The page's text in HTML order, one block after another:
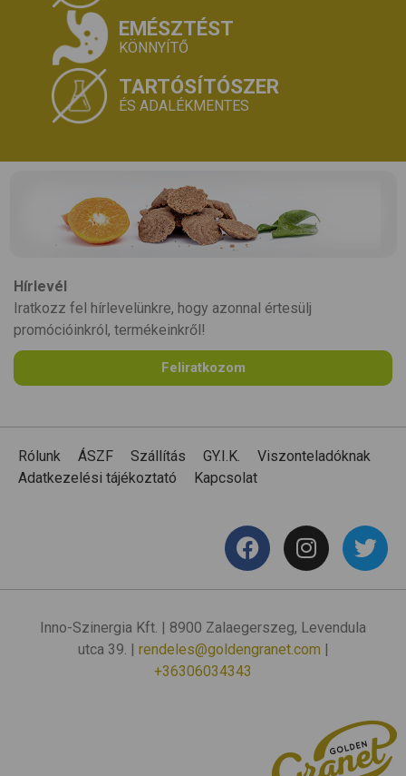
EMÉSZTÉST
KÖNNYÍTŐ
TARTÓSÍTÓSZER
ÉS ADALÉKMENTES
Hírlevél
Iratkozz fel hírlevelünkre, hogy azonnal értesülj
promócióinkról, termékeinkről!
Feliratkozom
Rólunk ÁSZF Szállítás GY.I.K.
Viszonteladóknak
Adatkezelési tájékoztató
Kapcsolat
Inno-Szinergia Kft. | 8900 Zalaegerszeg, Levendula
utca 39. | rendeles@goldengranet.com |
+36306034343